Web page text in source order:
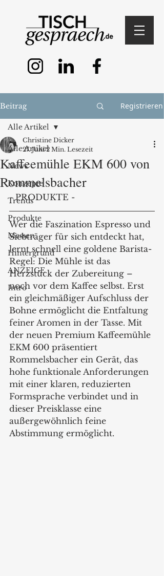
Beitrag Registrieren
Alle Artikel
News
Konzepte
Trends
Produkte
Messen
Hintergrund
ANZEIGE
Intro
Alle Artikel
Kaffeemühle EKM 600 von
Rommelsbacher
Christine Dicker
27. Juni 2 Min. Lesezeit
- PRODUKTE -
Wer die Faszination Espresso und
Siebträger für sich entdeckt hat,
lernt schnell eine goldene Barista-
Regel: Die Mühle ist das
Herzstück der Zubereitung –
noch vor dem Kaffee selbst. Erst
ein gleichmäßiger Aufschluss der
Bohne ermöglicht die Entfaltung
feiner Aromen in der Tasse. Mit
der neuen Premium Kaffeemühle
EKM 600 präsentiert
Rommelsbacher ein Gerät, das
hohe funktionale Anforderungen
mit einer klaren, reduzierten
Formsprache verbindet und in
dieser Preisklasse eine
außergewöhnlich feine
Abstimmung ermöglicht.